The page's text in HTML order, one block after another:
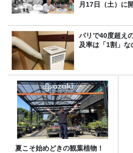
月17日（土）に
パリで40度超え
及率は「1割」な
夏こそ始めどきの観葉植物！